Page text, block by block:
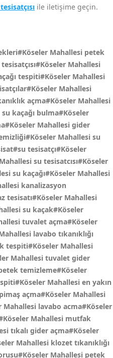
ile iletişime geçin.
Mahallesi petek
Mahallesi
tespiti#Köseler Mahallesi
Mahallesi
açma#Köseler Mahallesi
kaçağı bulma#Köseler
Mahallesi gider
Mahallesi su
tesisatçı#Köseler
su tesisatcısı#Köseler
su kaçağı#Köseler Mahallesi
kanalizasyon
tesisatı#Köseler Mahallesi
su kaçak#Köseler
tuvalet açma#Köseler
lavabo tıkanıklığı
tespiti#Köseler Mahallesi
Mahallesi tuvalet gider
temizleme#Köseler
Mahallesi en yakın
açma#Köseler Mahallesi
Mahallesi lavabo acma#Köseler
Mahallesi mutfak
tıkalı gider açma#Köseler
Mahallesi klozet tıkanıklığı
Mahallesi petek